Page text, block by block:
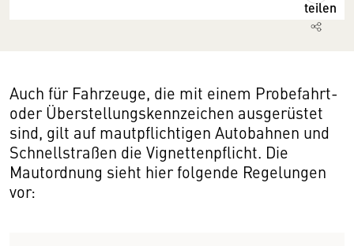
teilen
Auch für Fahrzeuge, die mit einem Probefahrt-
oder Überstellungskennzeichen ausgerüstet
sind, gilt auf mautpflichtigen Autobahnen und
Schnellstraßen die Vignettenpflicht. Die
Mautordnung sieht hier folgende Regelungen
vor: